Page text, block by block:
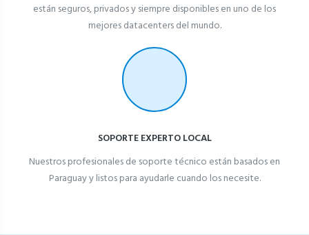
están seguros, privados y siempre disponibles en uno de los
mejores datacenters del mundo.
SOPORTE EXPERTO LOCAL
Nuestros profesionales de soporte técnico están basados en
Paraguay y listos para ayudarle cuando los necesite.